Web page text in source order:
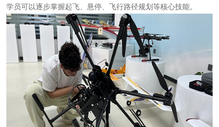
学员可以逐步掌握起飞、悬停、飞行路径规划等核心技能。